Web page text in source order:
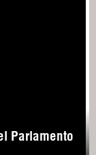
Parlamento